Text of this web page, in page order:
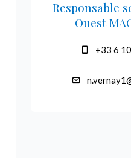
Responsable
Ouest
+33 6